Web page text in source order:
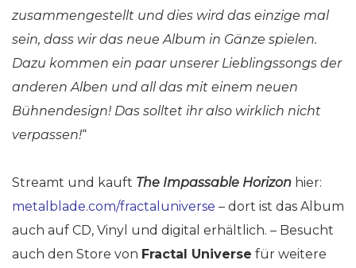
zusammengestellt und dies wird das einzige mal
sein, dass wir das neue Album in Gänze spielen.
Dazu kommen ein paar unserer Lieblingssongs der
anderen Alben und all das mit einem neuen
Bühnendesign! Das solltet ihr also wirklich nicht
verpassen!“
Streamt und kauft The Impassable Horizon hier:
metalblade.com/fractaluniverse – dort ist das Album
auch auf CD, Vinyl und digital erhältlich. – Besucht
auch den Store von Fractal Universe für weitere